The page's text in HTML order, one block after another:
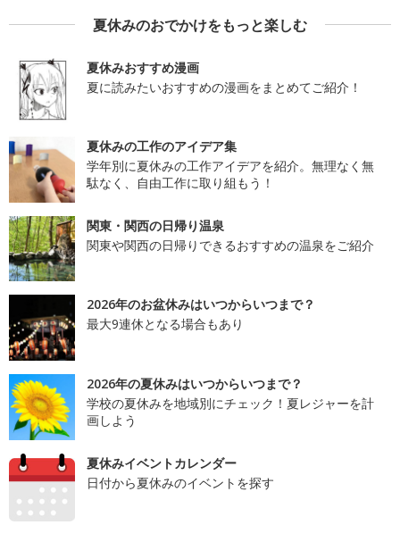
夏休みのおでかけをもっと楽しむ
夏休みおすすめ漫画
夏に読みたいおすすめの漫画をまとめてご紹介！
夏休みの工作のアイデア集
学年別に夏休みの工作アイデアを紹介。無理なく無
駄なく、自由工作に取り組もう！
関東・関西の日帰り温泉
関東や関西の日帰りできるおすすめの温泉をご紹介
2026年のお盆休みはいつからいつまで？
最大9連休となる場合もあり
2026年の夏休みはいつからいつまで？
学校の夏休みを地域別にチェック！夏レジャーを計
画しよう
夏休みイベントカレンダー
日付から夏休みのイベントを探す